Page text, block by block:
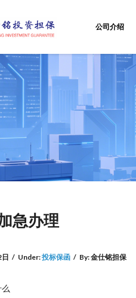
公司介绍
急办理
/ Under:投标保函 / By:金仕铭担保